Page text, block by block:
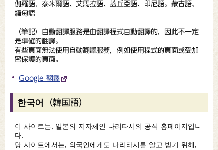
伽羅語、泰米爾語、艾馬拉語、蓋丘亞語、印尼語。蒙古語、
緬甸語
（筆記）自動翻譯服務是由翻譯程式自動翻譯的，因此不一定
是準確的翻譯。
有些頁面無法使用自動翻譯服務，例如使用程式的頁面或受加
密保護的頁面。
Google 翻譯
한국어（韓国語）
이 사이트는, 일본의 지자체인 나리타시의 공식 홈페이지입니
다.
당 사이트에서는, 외국인에게도 나리타시를 알고 받기 위해,